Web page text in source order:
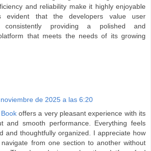
and reliability make it highly enjoyable
evident that the developers value user
consistently providing a polished and
that meets the needs of its growing
de 2025 a las 6:20
offers a very pleasant experience with its
and smooth performance. Everything feels
and thoughtfully organized. I appreciate how
from one section to another without